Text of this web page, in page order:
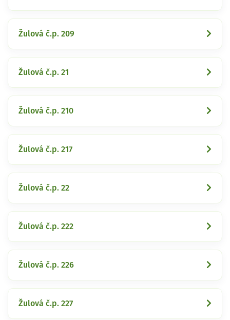
Žulová č.p. 209
Žulová č.p. 21
Žulová č.p. 210
Žulová č.p. 217
Žulová č.p. 22
Žulová č.p. 222
Žulová č.p. 226
Žulová č.p. 227